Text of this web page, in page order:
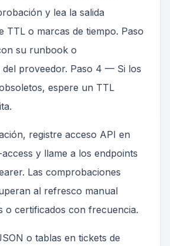
y lea la salida
TTL o marcas de tiempo. Paso
su runbook o
del proveedor. Paso 4 — Si los
espere un TTL
registre acceso API en
y llame a los endpoints
Las comprobaciones
al refresco manual
o certificados con frecuencia.
o tablas en tickets de